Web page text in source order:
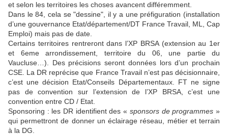
et selon les territoires les choses avancent différemment.
Dans le 84, cela se "dessine", il y a une préfiguration (installation
d’une gouvernance Etat/département/DT France Travail, ML, Cap
Emploi) mais pas de date.
Certains territoires rentreront dans l’XP BRSA (extension au 1er
et 6eme arrondissement, territoire du 06, une partie du
Vaucluse…). Des précisions seront données lors d’un prochain
CSE. La DR reprécise que France Travail n’est pas décisionnaire,
c’est une décision Etat/Conseils Départementaux. FT ne signe
pas de convention sur l’extension de l’XP BRSA, c’est une
convention entre CD / Etat.
Sponsoring : les DR identifient des « sponsors de programmes »
qui permettront de donner un éclairage réseau, métier et terrain
à la DG.